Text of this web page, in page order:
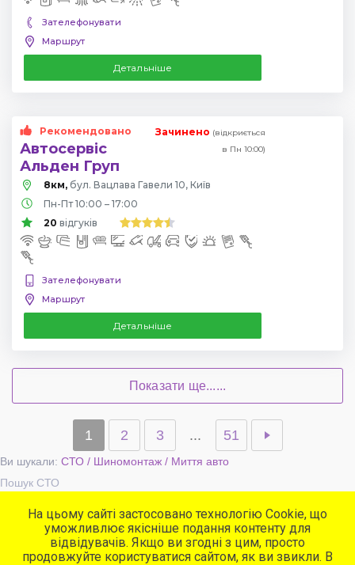
Зателефонувати
Маршрут
Детальніше
Рекомендовано
Автосервіс
Альден Груп
Зачинено (відкриється
в Пн 10:00)
8км, бул. Вацлава Гавели 10, Київ
Пн-Пт 10:00 – 17:00
20 відгуків
Зателефонувати
Маршрут
Детальніше
Показати ще......
1 2 3 ... 51
Ви шукали: СТО / Шиномонтаж / Миття авто
Пошук СТО
Популярні сервіси
СТО
Автомийки
На цьому сайті застосовано технологію Cookie, що
уможливлює якісніше подання контенту для
відвідувачів. Якщо ви згодні з цим, просто
продовжуйте користуватися сайтом, як ви звикли. В